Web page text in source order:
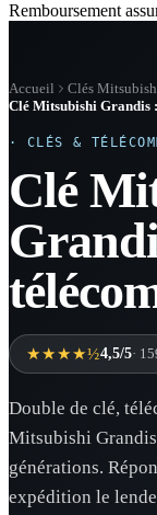
Remboursement
Accueil
Clés
Clé Mitsubishi Grandis
· CLÉS &
Clé
★★★★½4,5/5·
Double de clé,
Mitsubishi
générations.
expédition le